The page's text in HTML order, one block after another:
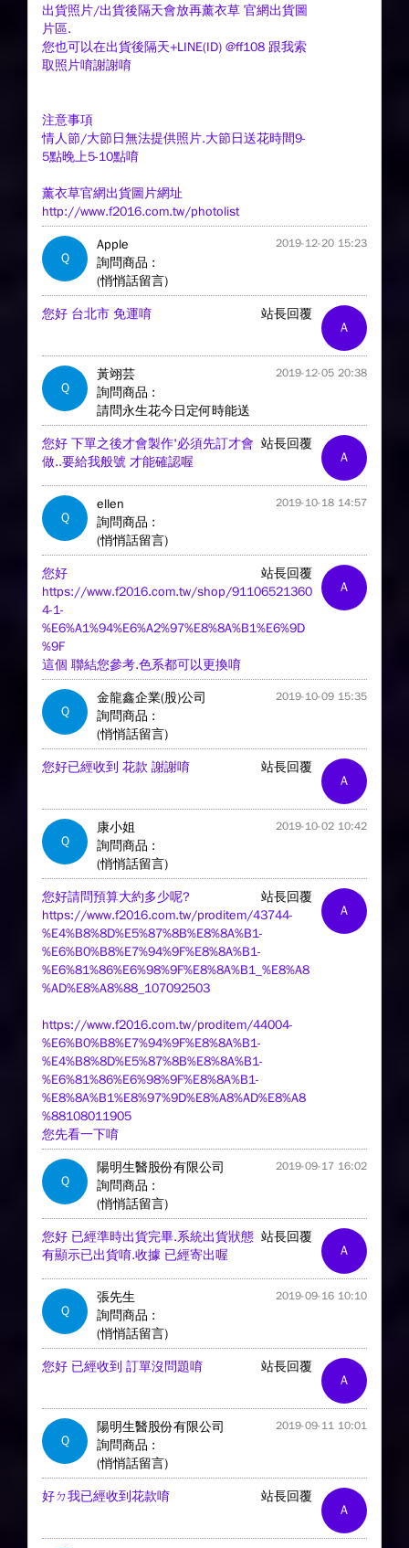
出貨照片/出貨後隔天會放再薰衣草 官網出貨圖
片區.
您也可以在出貨後隔天+LINE(ID) @ff108 跟我索
取照片唷謝謝唷
注意事項
情人節/大節日無法提供照片.大節日送花時間9-
5點晚上5-10點唷
薰衣草官網出貨圖片網址
http://www.f2016.com.tw/photolist
Q
Apple 2019-12-20 15:23
詢問商品 :
(悄悄話留言)
A
站長回覆
您好 台北市 免運唷
Q
黃翊芸 2019-12-05 20:38
詢問商品 :
請問永生花今日定何時能送
A
站長回覆
您好 下單之後才會製作'必須先訂才會
做..要給我般號 才能確認喔
Q
ellen 2019-10-18 14:57
詢問商品 :
(悄悄話留言)
A
站長回覆
您好
https://www.f2016.com.tw/shop/91106521360
4-1-
%E6%A1%94%E6%A2%97%E8%8A%B1%E6%9D
%9F
這個 聯結您參考.色系都可以更換唷
Q
金龍鑫企業(股)公司 2019-10-09 15:35
詢問商品 :
(悄悄話留言)
A
站長回覆
您好已經收到 花款 謝謝唷
Q
康小姐 2019-10-02 10:42
詢問商品 :
(悄悄話留言)
A
站長回覆
您好請問預算大約多少呢?
https://www.f2016.com.tw/proditem/43744-
%E4%B8%8D%E5%87%8B%E8%8A%B1-
%E6%B0%B8%E7%94%9F%E8%8A%B1-
%E6%81%86%E6%98%9F%E8%8A%B1_%E8%A8
%AD%E8%A8%88_107092503
https://www.f2016.com.tw/proditem/44004-
%E6%B0%B8%E7%94%9F%E8%8A%B1-
%E4%B8%8D%E5%87%8B%E8%8A%B1-
%E6%81%86%E6%98%9F%E8%8A%B1-
%E8%8A%B1%E8%97%9D%E8%A8%AD%E8%A8
%88108011905
您先看一下唷
Q
陽明生醫股份有限公司 2019-09-17 16:02
詢問商品 :
(悄悄話留言)
A
站長回覆
您好 已經準時出貨完畢.系統出貨狀態
有顯示已出貨唷.收據 已經寄出喔
Q
張先生 2019-09-16 10:10
詢問商品 :
(悄悄話留言)
A
站長回覆
您好 已經收到 訂單沒問題唷
Q
陽明生醫股份有限公司 2019-09-11 10:01
詢問商品 :
(悄悄話留言)
A
站長回覆
好ㄉ我已經收到花款唷